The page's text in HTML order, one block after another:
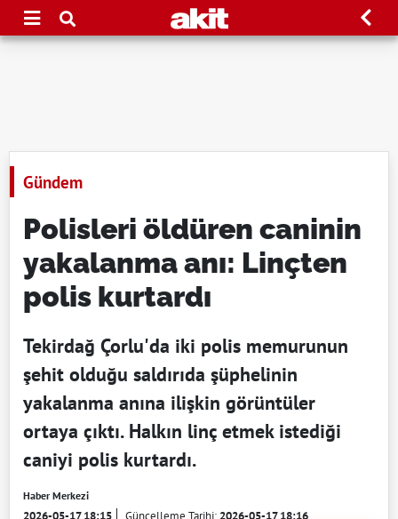
Gündem
Polisleri öldüren caninin
yakalanma anı: Linçten
polis kurtardı
Tekirdağ Çorlu'da iki polis memurunun
şehit olduğu saldırıda şüphelinin
yakalanma anına ilişkin görüntüler
ortaya çıktı. Halkın linç etmek istediği
caniyi polis kurtardı.
Haber Merkezi
2026-05-17 18:15 Güncelleme Tarihi:2026-05-17 18:16